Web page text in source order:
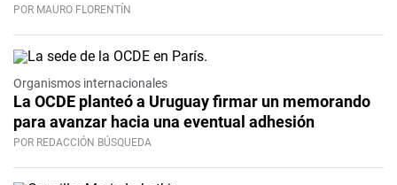
POR MAURO FLORENTÍN
Organismos internacionales
La OCDE planteó a Uruguay firmar un memorando
para avanzar hacia una eventual adhesión
POR REDACCIÓN BÚSQUEDA